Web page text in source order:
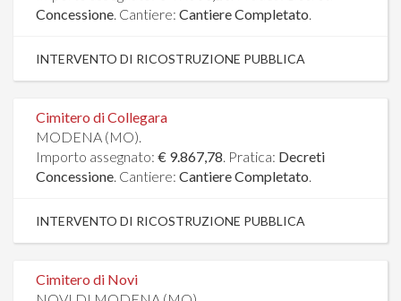
Concessione. Cantiere: Cantiere Completato.
INTERVENTO DI RICOSTRUZIONE PUBBLICA
Cimitero di Collegara
MODENA (MO).
Importo assegnato: € 9.867,78. Pratica: Decreti
Concessione. Cantiere: Cantiere Completato.
INTERVENTO DI RICOSTRUZIONE PUBBLICA
Cimitero di Novi